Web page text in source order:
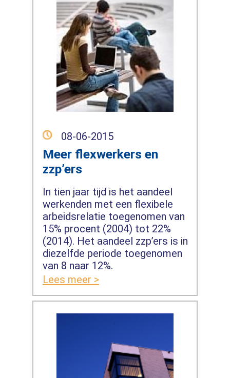
08-06-2015
Meer flexwerkers en
zzp’ers
In tien jaar tijd is het aandeel
werkenden met een flexibele
arbeidsrelatie toegenomen van
15% procent (2004) tot 22%
(2014). Het aandeel zzp’ers is in
diezelfde periode toegenomen
van 8 naar 12%.
Lees meer >